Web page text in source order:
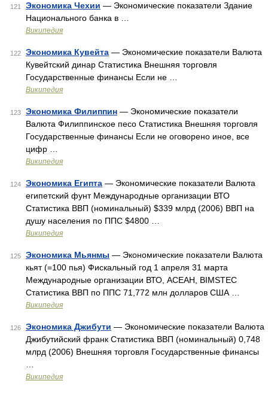
121 Экономика Чехии — Экономические показатели Здание
Национального банка в …
Википедия
122 Экономика Кувейта — Экономические показатели Валюта
Кувейтский динар Статистика Внешняя торговля
Государственные финансы Если не …
Википедия
123 Экономика Филиппин — Экономические показатели
Валюта Филиппинское песо Статистика Внешняя торговля
Государственные финансы Если не оговорено иное, все
цифр …
Википедия
124 Экономика Египта — Экономические показатели Валюта
египетский фунт Международные организации ВТО
Статистика ВВП (номинальный) $339 млрд (2006) ВВП на
душу населения по ППС $4800 …
Википедия
125 Экономика Мьянмы — Экономические показатели Валюта
кьят (=100 пья) Фискальный год 1 апреля 31 марта
Международные организации ВТО, АСЕАН, BIMSTEC
Статистика ВВП по ППС 71,772 млн долларов США …
Википедия
126 Экономика Джибути — Экономические показатели Валюта
Джибутийский франк Статистика ВВП (номинальный) 0,748
млрд (2006) Внешняя торговля Государственные финансы
Википедия